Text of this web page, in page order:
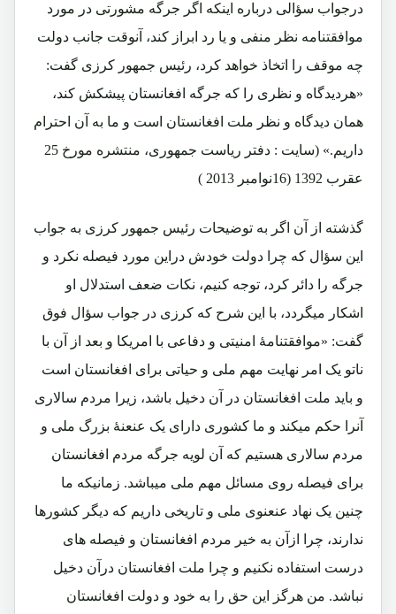
درجواب سؤالی درباره اینکه اگر جرگه مشورتی در مورد
موافقتنامه نظر منفی و یا رد ابراز کند، آنوقت جانب دولت
چه موقف را اتخاذ خواهد کرد، رئیس جمهور کرزی گفت:
«هردیدگاه و نظری را که جرگه افغانستان پیشکش کند،
همان دیدگاه و نظر ملت افغانستان است و ما به آن احترام
داریم.» (سایت : دفتر ریاست جمهوری، منتشره مورخ 25
عقرب 1392 (16نوامبر 2013 )
گذشته از آن اگر به توضیحات رئیس جمهور کرزی به جواب
این سؤال که چرا دولت خودش دراین مورد فیصله نکرد و
جرگه را دائر کرد، توجه کنیم، نکات ضعف استدلال او
اشکار میگردد، با این شرح که کرزی در جواب سؤال فوق
گفت: «موافقتنامۀ امنیتی و دفاعی با امریکا و بعد از آن با
ناتو یک امر نهایت مهم ملی و حیاتی برای افغانستان است
و باید ملت افغانستان در آن دخیل باشد، زیرا مردم سالاری
آنرا حکم میکند و ما کشوری دارای یک عنعنۀ بزرگ ملی و
مردم سالاری هستیم که آن لویه جرگه مردم افغانستان
برای فیصله روی مسائل مهم ملی میباشد. زمانیکه ما
چنین یک نهاد عنعنوی ملی و تاریخی داریم که دیگر کشورها
ندارند، چرا ازآن به خیر مردم افغانستان و فیصله های
درست استفاده نکنیم و چرا ملت افغانستان درآن دخیل
نباشد. من هرگز این حق را به خود و دولت افغانستان